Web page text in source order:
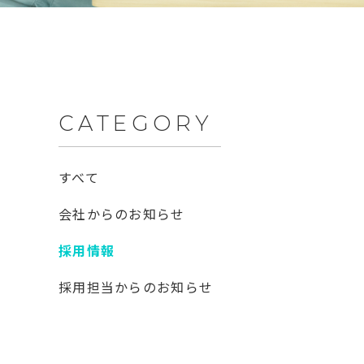
CATEGORY
すべて
会社からのお知らせ
採用情報
採用担当からのお知らせ